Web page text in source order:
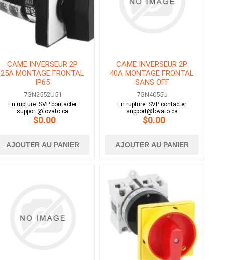
CAME INVERSEUR 2P
25A MONTAGE FRONTAL
IP65
7GN2552U51
En rupture: SVP contacter
support@lovato.ca
$0.00
AJOUTER AU PANIER
CAME INVERSEUR 2P
40A MONTAGE FRONTAL
SANS OFF
7GN4055U
En rupture: SVP contacter
support@lovato.ca
$0.00
AJOUTER AU PANIER